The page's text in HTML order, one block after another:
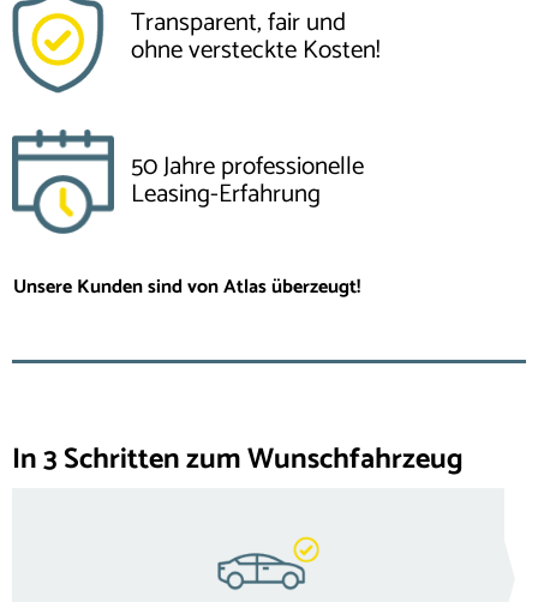
Transparent, fair und
ohne versteckte Kosten!
50 Jahre professionelle
Leasing-Erfahrung
Unsere Kunden sind von Atlas überzeugt!
In 3 Schritten zum Wunschfahrzeug